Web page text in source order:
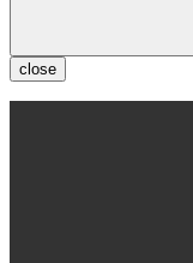
close